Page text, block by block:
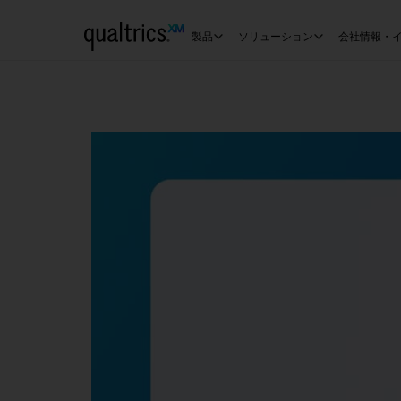
製品 ソリューション 会社情報・